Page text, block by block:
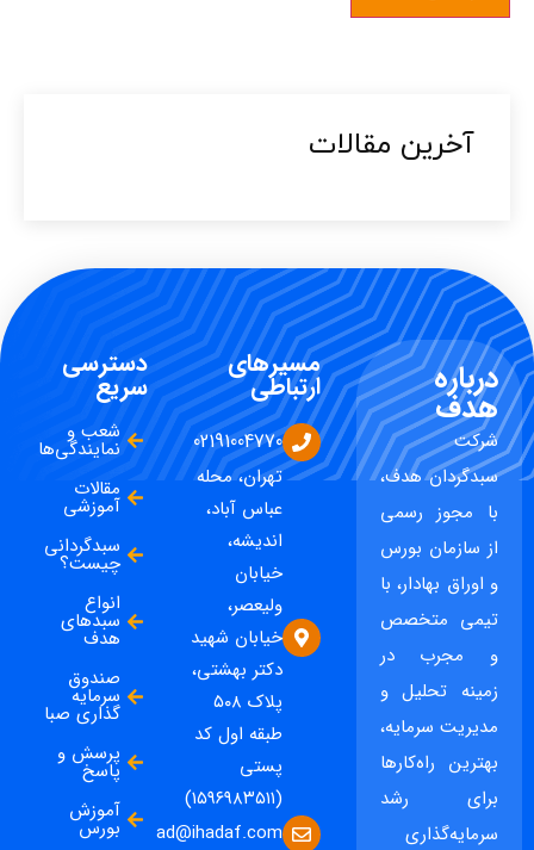
آخرین مقالات​
درباره
هدف
شرکت
سبدگردان هدف،
با مجوز رسمی
از سازمان بورس
و اوراق بهادار، با
تیمی متخصص
و مجرب در
زمینه تحلیل و
مدیریت سرمایه،
بهترین راه‌کارها
برای رشد
سرمایه‌گذاری
مسیرهای
ارتباطی
02191004770
تهران، محله
عباس آباد،
اندیشه،
خیابان
ولیعصر،
خیابان شهید
دکتر بهشتی،
پلاک ۵۰۸
طبقه اول کد
پستی
(۱۵۹۶۹۸۳۵۱۱)
ad@ihadaf.com
دسترسی
سریع
شعب و
نمایندگی‌ها
مقالات
آموزشی
سبدگردانی
چیست؟
انواع
سبدهای
هدف
صندوق
سرمایه
گذاری صبا
پرسش و
پاسخ
آموزش
بورس